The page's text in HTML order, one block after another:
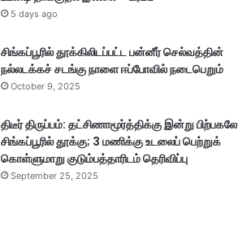
5 days ago
சிங்கப்பூரில் தூக்கிலிடப்பட்ட பன்னீர் செல்வத்தின்
நல்லடக்கச் சடங்கு நாளை ஈப்போவில் நடைபெறும்
October 9, 2025
திடீர் திருப்பம்: தட்சிணாமூர்த்திக்கு இன்று பிற்பகலே
சிங்கப்பூரில் தூக்கு; 3 மணிக்கு உடலைப் பெற்றுக்
கொள்ளுமாறு குடும்பத்தாரிடம் தெரிவிப்பு
September 25, 2025